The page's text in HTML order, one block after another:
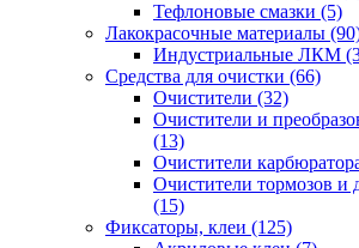
Тефлоновые смазки (5)
Лакокрасочные материалы
Индустриальные ЛКМ
Средства для очистки (66)
Очистители (32)
Очистители и
(13)
Очистители
Очистители тормозов и
(15)
Фиксаторы, клеи (125)